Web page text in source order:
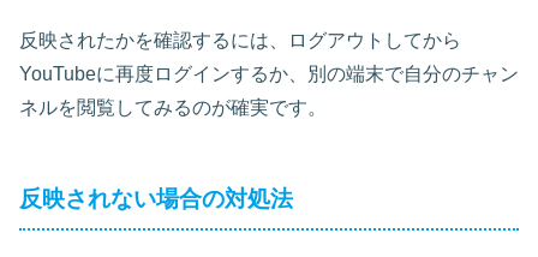
反映されたかを確認するには、ログアウトしてから
YouTubeに再度ログインするか、別の端末で自分のチャン
ネルを閲覧してみるのが確実です。
反映されない場合の対処法